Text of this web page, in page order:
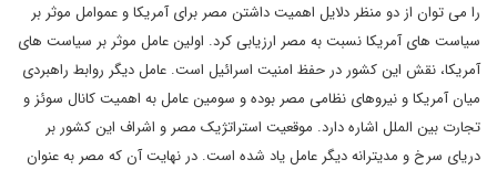
را می توان از دو منظر دلایل اهمیت داشتن مصر برای آمریکا و عموامل موثر بر
سیاست های آمریکا نسبت به مصر ارزیابی کرد. اولین عامل موثر بر سیاست های
آمریکا، نقش این کشور در حفظ امنیت اسرائیل است. عامل دیگر روابط راهبردی
میان آمریکا و نیروهای نظامی مصر بوده و سومین عامل به اهمیت کانال سوئز و
تجارت بین الملل اشاره دارد. موقعیت استراتژیک مصر و اشراف این کشور بر
دریای سرخ و مدیترانه دیگر عامل یاد شده است. در نهایت آن که مصر به عنوان